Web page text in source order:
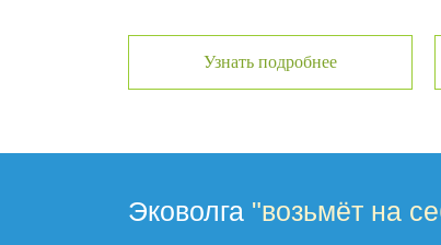
Узнать подробнее
Эковолга "возьмёт на